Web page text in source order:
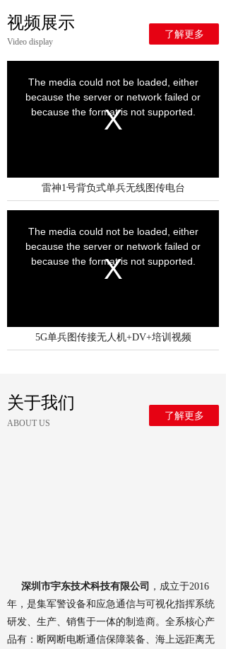
雷神1号背负式单兵无线图传电台
5G单兵图传接无人机+DV+培训视频
了解更多
Video display
视频展示
了解更多
ABOUT US
关于我们
深圳市宇东技术科技有限公司
，成立于2016
年，是集军警设备和应急通信与可视化指挥系统
研发、生产、销售于一体的制造商。全系核心产
品有：断网断电断通信保障装备、海上远距离无